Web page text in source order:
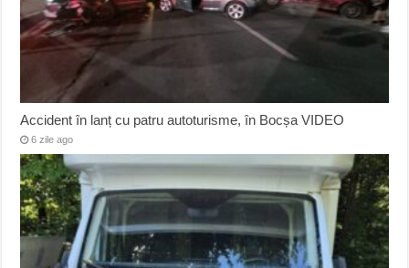
Accident în lanț cu patru autoturisme, în Bocșa VIDEO
6 zile ago